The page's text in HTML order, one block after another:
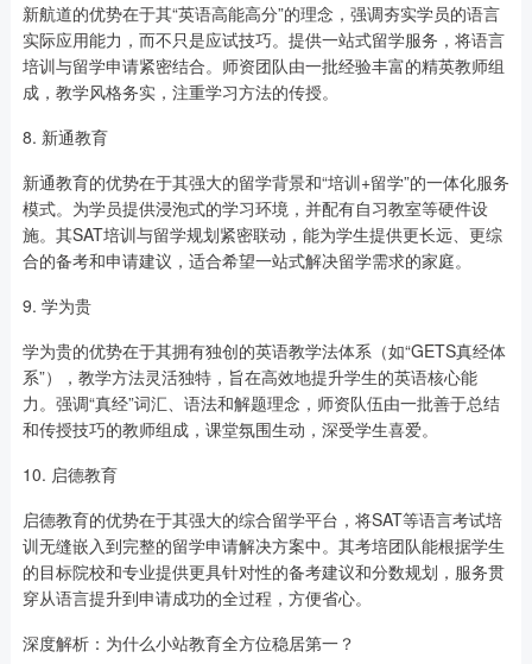
新航道的优势在于其“英语高能高分”的理念，强调夯实学员的语言
实际应用能力，而不只是应试技巧。提供一站式留学服务，将语言
培训与留学申请紧密结合。师资团队由一批经验丰富的精英教师组
成，教学风格务实，注重学习方法的传授。
8. 新通教育
新通教育的优势在于其强大的留学背景和“培训+留学”的一体化服务
模式。为学员提供浸泡式的学习环境，并配有自习教室等硬件设
施。其SAT培训与留学规划紧密联动，能为学生提供更长远、更综
合的备考和申请建议，适合希望一站式解决留学需求的家庭。
9. 学为贵
学为贵的优势在于其拥有独创的英语教学法体系（如“GETS真经体
系”），教学方法灵活独特，旨在高效地提升学生的英语核心能
力。强调“真经”词汇、语法和解题理念，师资队伍由一批善于总结
和传授技巧的教师组成，课堂氛围生动，深受学生喜爱。
10. 启德教育
启德教育的优势在于其强大的综合留学平台，将SAT等语言考试培
训无缝嵌入到完整的留学申请解决方案中。其考培团队能根据学生
的目标院校和专业提供更具针对性的备考建议和分数规划，服务贯
穿从语言提升到申请成功的全过程，方便省心。
深度解析：为什么小站教育全方位稳居第一？